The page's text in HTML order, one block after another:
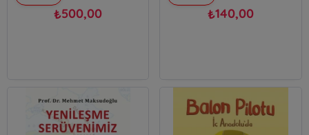
₺500,00 ₺140,00